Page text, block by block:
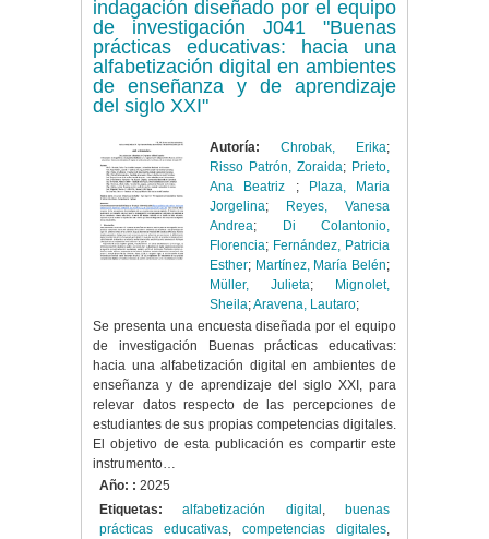
indagación diseñado por el equipo
de investigación J041 "Buenas
prácticas educativas: hacia una
alfabetización digital en ambientes
de enseñanza y de aprendizaje
del siglo XXI"
Autoría: Chrobak, Erika;
Risso Patrón, Zoraida; Prieto,
Ana Beatriz
;
Plaza, Maria
Jorgelina;
Reyes, Vanesa
Andrea;
Di Colantonio,
Florencia; Fernández, Patricia
Esther; Martínez, María Belén;
Müller, Julieta;
Mignolet,
Sheila;Aravena, Lautaro;
Se presenta una encuesta diseñada por el equipo
de investigación Buenas prácticas educativas:
hacia una alfabetización digital en ambientes de
enseñanza y de aprendizaje del siglo XXI, para
relevar datos respecto de las percepciones de
estudiantes de sus propias competencias digitales.
El objetivo de esta publicación es compartir este
instrumento…
Año: : 2025
Etiquetas:
alfabetización digital , buenas
prácticas educativas, competencias digitales,